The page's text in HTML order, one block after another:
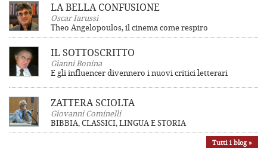
LA BELLA CONFUSIONE
Oscar Iarussi
Theo Angelopoulos, il cinema come respiro
IL SOTTOSCRITTO
Gianni Bonina
E gli influencer divennero i nuovi critici letterari
ZATTERA SCIOLTA
Giovanni Cominelli
BIBBIA, CLASSICI, LINGUA E STORIA
Tutti i blog »